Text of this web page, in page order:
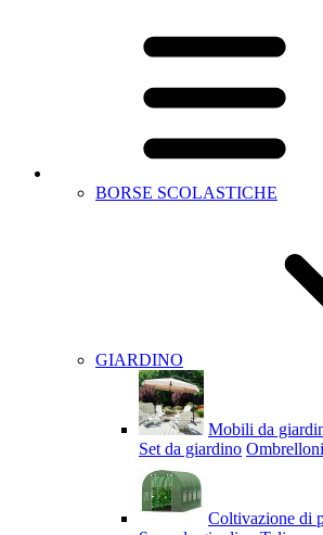
BORSE SCOLASTICHE
GIARDINO
Mobili da
Set da giardino
Coltivazione di